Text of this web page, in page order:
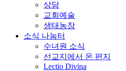
상담
교회예술
생태농장
소식 나눔터
수녀원 소식
선교지에서 온 편지
Lectio Divina